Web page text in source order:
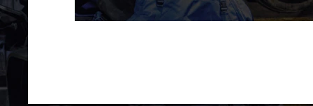
POPRUH K NAVIJÁKU CFMOTO
150 Kč